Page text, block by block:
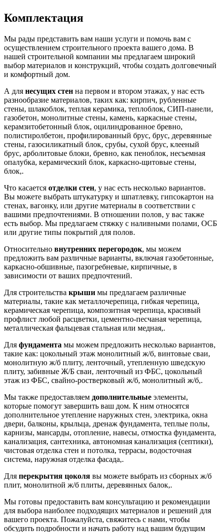
Комплектация
Мы рады представить вам наши услуги и помочь вам с
осуществлением строительного проекта вашего дома. В
нашей строительной компании мы предлагаем широкий
выбор материалов и конструкций, чтобы создать долговечный
и комфортный дом.
А для несущих стен на первом и втором этажах, у нас есть
разнообразие материалов, таких как: кирпич, рубленные
стены, шлакоблок, теплая керамика, теплоблок, СИП-панели,
газобетон, монолитные стены, камень, каркасные стены,
керамзитобетонный блок, оцилиндрованное бревно,
полистиролбетон, профилированный брус, брус, деревянные
стены, газосиликатный блок, срубы, сухой брус, клееный
брус, арболитовые блоки, бревно, как пеноблок, несъемная
опалубка, керамический блок, каркасно-щитовые стены,
блок,.
Что касается отделки стен, у нас есть несколько вариантов.
Вы можете выбрать штукатурку и шпатлевку, гипсокартон на
стенах, вагонку, или другие материалы в соответствии с
вашими предпочтениями. В отношении полов, у вас также
есть выбор. Мы предлагаем стяжку с наливными полами, ОСБ
или другие типы покрытий для полов.
Относительно внутренних перегородок, мы можем
предложить вам различные варианты, включая газобетонные,
каркасно-обшивные, пазогребневые, кирпичные, в
зависимости от ваших предпочтений.
Для строительства крыши мы предлагаем различные
материалы, такие как металлочерепица, гибкая черепица,
керамическая черепица, композитная черепица, красивый
профлист любой расцветки, цементно-песчаная черепица,
металлическая фальцевая стальная или медная,.
Для фундамента мы можем предложить несколько вариантов,
такие как: цокольный этаж монолитный ж/б, винтовые сваи,
монолитную ж/б плиту, ленточный, утепленную шведскую
плиту, забивные Ж/Б сваи, ленточный из ФБС, цокольный
этаж из ФБС, свайно-ростверковый ж/б, монолитный ж/б,.
Мы также предоставляем дополнительные элементы,
которые помогут завершить ваш дом. К ним относятся
дополнительное утепление наружных стен, электрика, окна
двери, балконы, крыльца, дренаж фундамента, теплые полы,
карнизы, мансарды, отопление, навесы, отмостка фундамента,
канализация, сантехника, автономная канализация (септики),
чистовая отделка стен и потолка, террасы, водосточная
система, наружная отделка фасада,.
Для перекрытия цоколя вы можете выбрать из сборных ж/б
плит, монолитной ж/б плиты, деревянных балок,.
Мы готовы предоставить вам консультацию и рекомендации
для выбора наиболее подходящих материалов и решений для
вашего проекта. Пожалуйста, свяжитесь с нами, чтобы
обсудить подробности и начать работу над вашим будущим